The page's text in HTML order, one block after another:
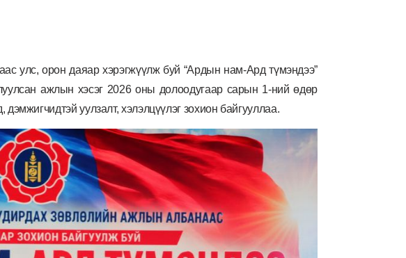
улс, орон даяар хэрэгжүүлж буй “Ардын нам-Ард түмэндээ”
ажлын хэсэг 2026 оны долоодугаар сарын 1-ний өдөр
уулзалт, хэлэлцүүлэг зохион байгууллаа.